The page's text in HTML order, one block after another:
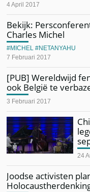
4 April 2017
Bekijk:
Charles Michel
7 Februari 2017
MICHEL NETANYAHU
[PUB] Wereldwijd
ook België te
3 Februari 2017
24
Joodse activisten